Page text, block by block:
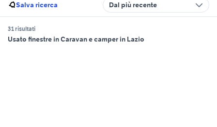
Salva ricerca Dal più recente
31 risultati
Usato finestre in Caravan e camper in Lazio